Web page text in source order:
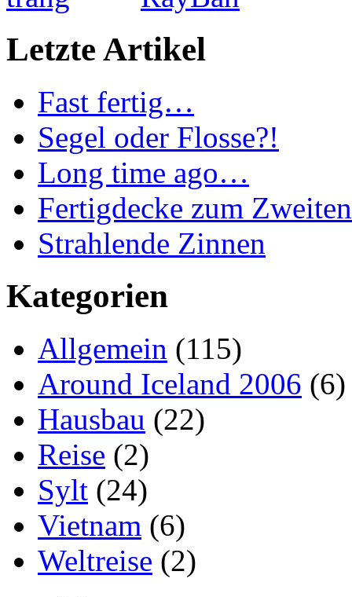
Letzte Artikel
Fast fertig…
Segel oder Flosse?!
Long time ago…
Fertigdecke zum Zweiten
Strahlende Zinnen
Kategorien
Allgemein (115)
Around Iceland 2006 (6)
Hausbau (22)
Reise (2)
Sylt (24)
Vietnam (6)
Weltreise (2)